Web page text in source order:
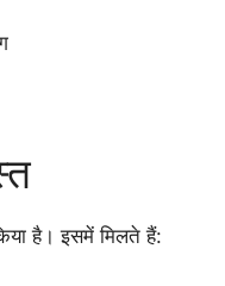
है। इसमें मिलते हैं: